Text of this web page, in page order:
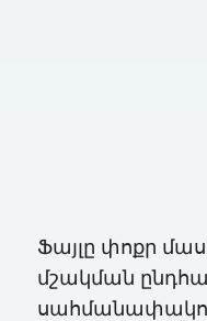
Ֆայլը փոքր
մշակման